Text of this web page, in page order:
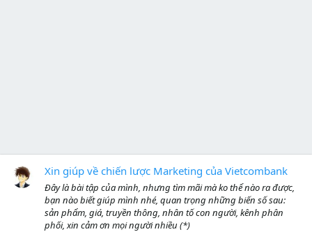
Xin giúp về chiến lược Marketing của Vietcombank
Đây là bài tập của mình, nhưng tìm mãi mà ko thể nào ra được,
bạn nào biết giúp mình nhé, quan trọng những biến số sau:
sản phẩm, giá, truyền thông, nhân tố con người, kênh phân
phối, xin cảm ơn mọi người nhiều (*)